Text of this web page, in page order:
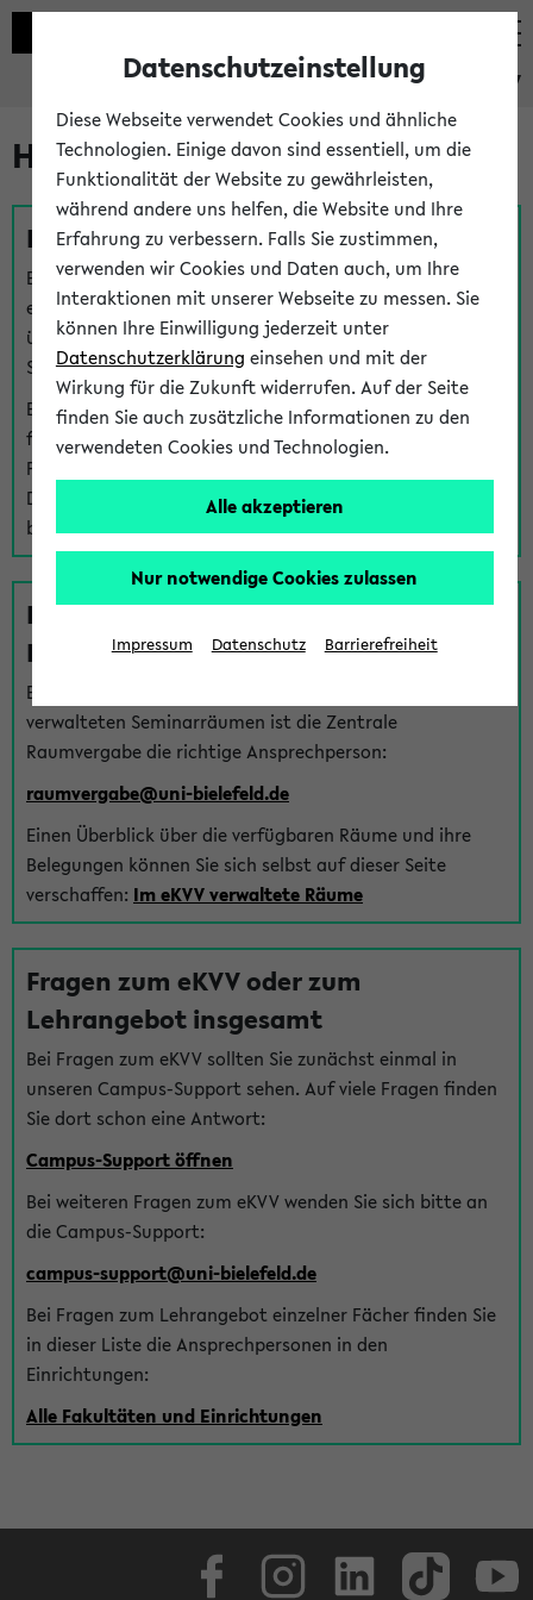
eKVV
Hilfe & Kontakt
Fragen zu einzelnen Veranstaltungen
Bei inhaltlichen und organisatorischen Fragen zu
einzelnen Veranstaltungen finden Sie Ansprechpersonen
über denFragen-Link bei jeder Veranstaltung. Der BIS
Support kann hier meist keine direkte Hilfe leisten.
Bei Veranstaltungen mit eKVV Teilnahmemanagement
finden Sie eine Auskunft über die Personen, die Ihre
Platzzuteilung im eKVV eingetragen haben, auf der
Detailseite zum Teilnahmemanagement der
betreffenden Veranstaltung.
Fragen zu im eKVV verwalteten
Räumen
Bei Fragen zur Vergabe von Hörsälen und vom eKVV
verwalteten Seminarräumen ist die Zentrale
Raumvergabe die richtige Ansprechperson:
raumvergabe@uni-bielefeld.de
Einen Überblick über die verfügbaren Räume und ihre
Belegungen können Sie sich selbst auf dieser Seite
verschaffen: Im eKVV verwaltete Räume
Fragen zum eKVV oder zum
Lehrangebot insgesamt
Bei Fragen zum eKVV sollten Sie zunächst einmal in
unseren Campus-Support sehen. Auf viele Fragen finden
Sie dort schon eine Antwort:
Campus-Support öffnen
Bei weiteren Fragen zum eKVV wenden Sie sich bitte an
die Campus-Support:
campus-support@uni-bielefeld.de
Bei Fragen zum Lehrangebot einzelner Fächer finden Sie
in dieser Liste die Ansprechpersonen in den
Einrichtungen:
Alle Fakultäten und Einrichtungen
Datenschutzeinstellung
Diese Webseite verwendet Cookies und ähnliche
Technologien. Einige davon sind essentiell, um die
Funktionalität der Website zu gewährleisten,
während andere uns helfen, die Website und Ihre
Erfahrung zu verbessern. Falls Sie zustimmen,
verwenden wir Cookies und Daten auch, um Ihre
Interaktionen mit unserer Webseite zu messen. Sie
können Ihre Einwilligung jederzeit unter
Datenschutzerklärung einsehen und mit der
Wirkung für die Zukunft widerrufen. Auf der Seite
finden Sie auch zusätzliche Informationen zu den
verwendeten Cookies und Technologien.
Alle akzeptieren
Nur notwendige Cookies zulassen
Impressum Datenschutz Barrierefreiheit